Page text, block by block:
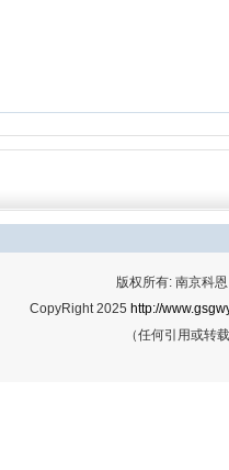
版权所有: 南京科
CopyRight 2025 http://
（任何引用或转